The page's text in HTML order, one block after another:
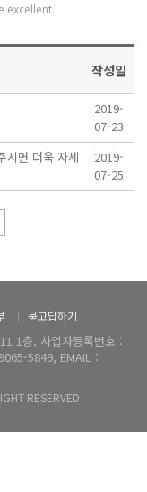
excellent.
작성일
2019-
07-23
시면 더욱 자세
2019-
07-25
묻고답하기
1층, 사업자등록번호 :
5849, EMAIL :
RESERVED